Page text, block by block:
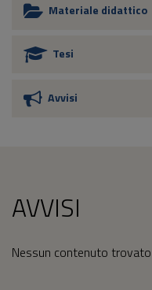
Materiale didattico
Tesi
Avvisi
AVVISI
Nessun contenuto trovato